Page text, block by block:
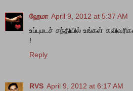
ஹேமா April 9, 2012 at 5:37 AM
உப்புமடச் சந்தியில் உங்கள்
!
Reply
RVS April 9, 2012 at 6:17 AM